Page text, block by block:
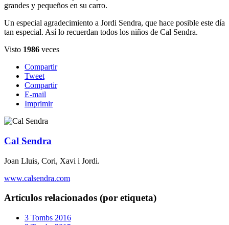
grandes y pequeños en su carro.
Un especial agradecimiento a Jordi Sendra, que hace posible este día
tan especial. Así lo recuerdan todos los niños de Cal Sendra.
Visto 1986 veces
Compartir
Tweet
Compartir
E-mail
Imprimir
Cal Sendra
Joan Lluis, Cori, Xavi i Jordi.
www.calsendra.com
Artículos relacionados (por etiqueta)
3 Tombs 2016